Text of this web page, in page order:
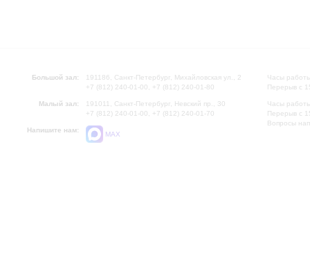
Большой зал:
191186, Санкт-Петербург, Михайловская ул., 2
+7 (812) 240-01-00, +7 (812) 240-01-80
Малый зал:
191011, Санкт-Петербург, Невский пр., 30
+7 (812) 240-01-00, +7 (812) 240-01-70
Напишите нам:
MAX
Часы
Перерыв с
Часы
Перерыв с
Вопросы